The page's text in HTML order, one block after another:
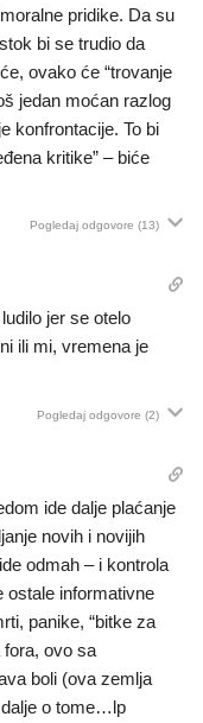
pridike. Da su
bi se trudio da
ovako će “trovanje
jedan moćan razlog
konfrontacije. To bi
kritike” – biće
Pogledaj odgovore (13)
jer se otelo
ili mi, vremena je
Pogledaj odgovore (2)
ide dalje plaćanje
novih i novijih
odmah – i kontrola
ostale informativne
panike, “bitke za
fora, ovo sa
boli (ova zemlja
dalje o tome…lp